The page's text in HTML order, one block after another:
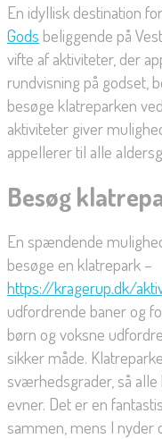
En idyllisk destination
Gods beliggende på
vifte af aktiviteter, der
rundvisning på godset,
besøge klatreparken
aktiviteter giver
appellerer til alle
Besøg
En spændende
besøge en klatrepark –
https://kragerup.dk/
udfordrende baner og
børn og voksne
sikker måde.
sværhedsgrader, så
evner. Det er en
sammen, mens I nyder